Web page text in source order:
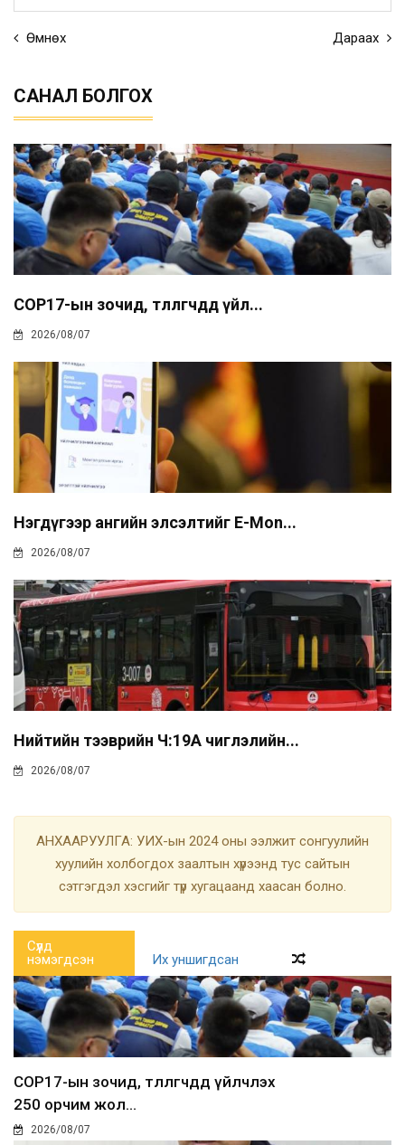
Өмнөх Дараах
САНАЛ БОЛГОХ
COP17-ын зочид, төлөөлөгчдөд үйл...
2026/08/07
Нэгдүгээр ангийн элсэлтийг E-Mon...
2026/08/07
Нийтийн тээврийн Ч:19А чиглэлийн...
2026/08/07
АНХААРУУЛГА: УИХ-ын 2024 оны ээлжит сонгуулийн
хуулийн холбогдох заалтын хүрээнд тус сайтын
сэтгэгдэл хэсгийг түр хугацаанд хаасан болно.
Сүүлд
нэмэгдсэн
Их уншигдсан
COP17-ын зочид, төлөөлөгчдөд үйлчлэх
250 орчим жол...
2026/08/07